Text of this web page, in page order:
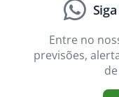
Entre no
previsões,